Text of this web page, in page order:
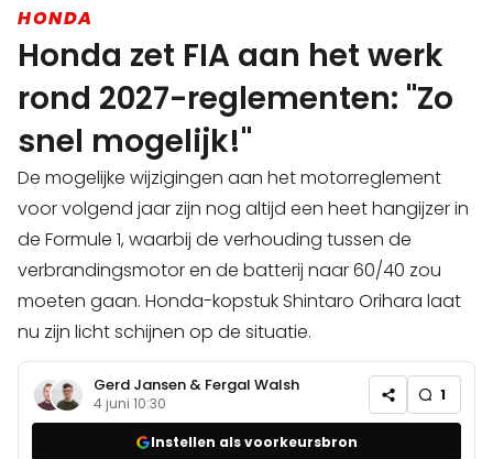
HONDA
Honda zet FIA aan het werk
rond 2027-reglementen: "Zo
snel mogelijk!"
De mogelijke wijzigingen aan het motorreglement
voor volgend jaar zijn nog altijd een heet hangijzer in
de Formule 1, waarbij de verhouding tussen de
verbrandingsmotor en de batterij naar 60/40 zou
moeten gaan. Honda-kopstuk Shintaro Orihara laat
nu zijn licht schijnen op de situatie.
Gerd Jansen & Fergal Walsh
4 juni 10:30 1
Instellen als voorkeursbron